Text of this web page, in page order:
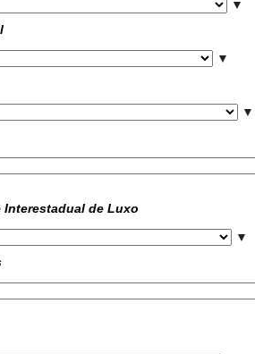
▼
▼
▼
Interestadual de Luxo
▼